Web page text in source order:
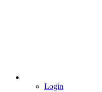
Login